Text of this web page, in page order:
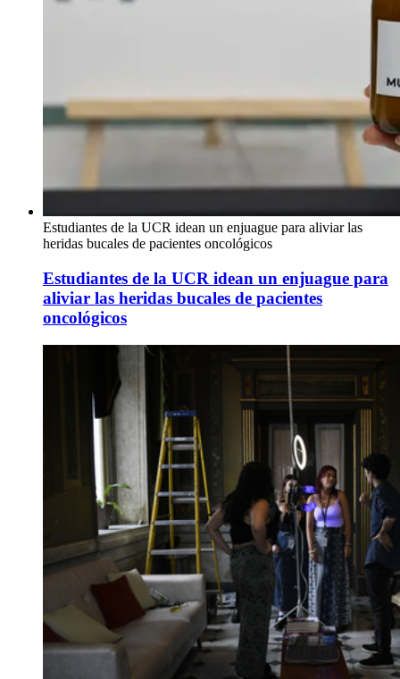
Estudiantes de la UCR idean un enjuague para aliviar las
heridas bucales de pacientes oncológicos
Estudiantes de la UCR idean un enjuague para
aliviar las heridas bucales de pacientes
oncológicos